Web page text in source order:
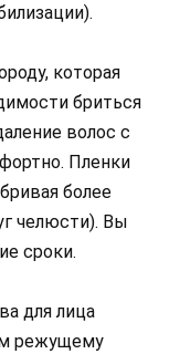
которая
бриться
волос с
Пленки
более
челюсти). Вы
сроки.
для лица
режущему